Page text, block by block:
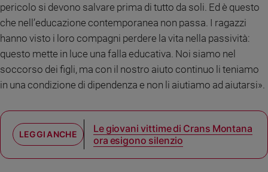
giovani
Adolescenza
Bioetica
Vai
Riflessioni
Foto
pericolo si devono salvare prima di tutto da soli. Ed è questo
che nell’educazione contemporanea non passa. I ragazzi
hanno visto i loro compagni perdere la vita nella passività:
questo mette in luce una falla educativa. Noi siamo nel
soccorso dei figli, ma con il nostro aiuto continuo li teniamo
in una condizione di dipendenza e non li aiutiamo ad aiutarsi».
Le giovani vittime di Crans Montana
ora esigono silenzio